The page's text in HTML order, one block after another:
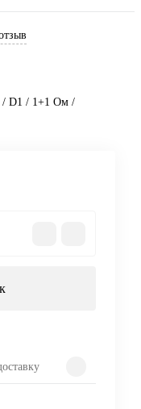
/ D1 / 1+1 Ом /